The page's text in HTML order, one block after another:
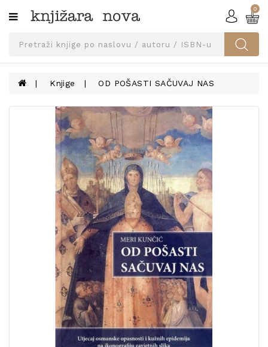
Kategorije
SVEUČILIŠNA
UDŽBENICI
KNJIGE
PRIBOR
UDŽBENIKE!
POSEBNA
0
Knjige OD POŠASTI SAČUVAJ NAS